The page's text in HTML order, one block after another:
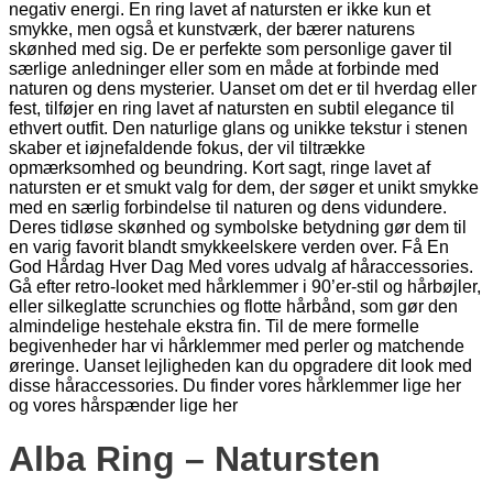
Alba Ring – Natursten